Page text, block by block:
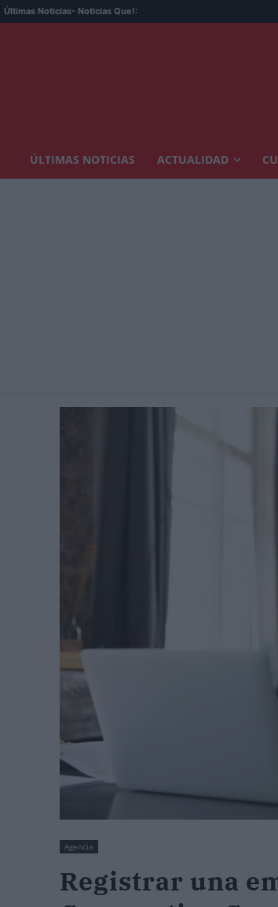
Últimas Noticias- Noticias Que!:
ÚLTIMAS NOTICIAS ACTUALIDAD
Agencia
Registrar una